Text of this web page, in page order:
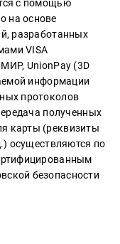
с помощью
на основе
разработанных
VISA
UnionPay (3D
информации
протоколов
полученных
карты (реквизиты
осуществляются по
безопасности